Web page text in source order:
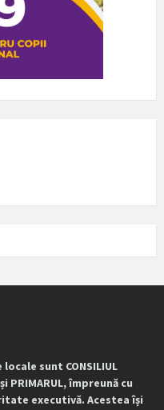
sunt CONSILIUL
împreună cu
executivă. Acestea își